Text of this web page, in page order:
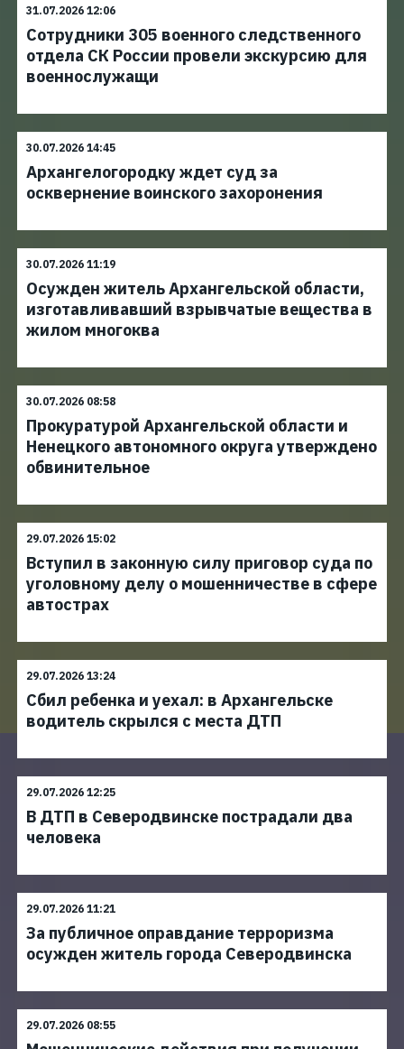
31.07.2026 12:06
Сотрудники 305 военного следственного
отдела СК России провели экскурсию для
военнослужащи
30.07.2026 14:45
Архангелогородку ждет суд за
осквернение воинского захоронения
30.07.2026 11:19
Осужден житель Архангельской области,
изготавливавший взрывчатые вещества в
жилом многоква
30.07.2026 08:58
Прокуратурой Архангельской области и
Ненецкого автономного округа утверждено
обвинительное
29.07.2026 15:02
Вступил в законную силу приговор суда по
уголовному делу о мошенничестве в сфере
автострах
29.07.2026 13:24
Сбил ребенка и уехал: в Архангельске
водитель скрылся с места ДТП
29.07.2026 12:25
В ДТП в Северодвинске пострадали два
человека
29.07.2026 11:21
За публичное оправдание терроризма
осужден житель города Северодвинска
29.07.2026 08:55